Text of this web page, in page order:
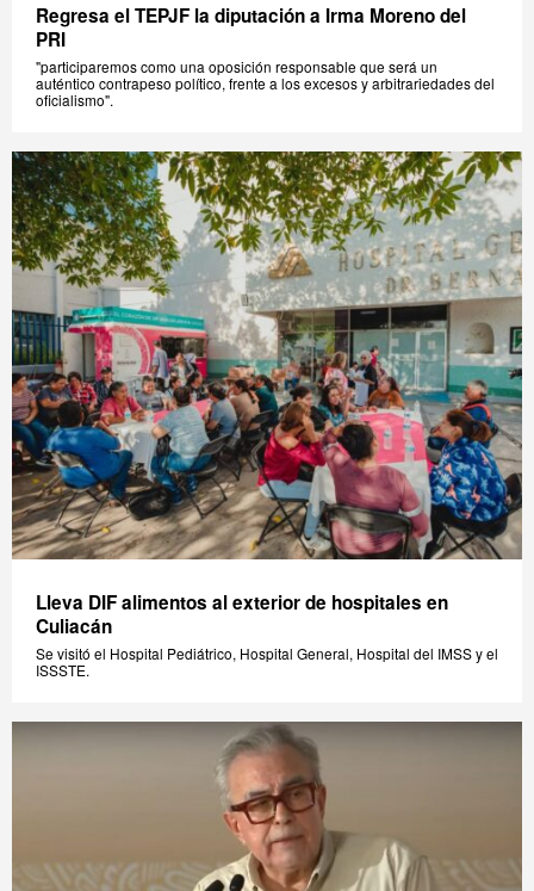
Regresa el TEPJF la diputación a Irma Moreno del
PRI
"participaremos como una oposición responsable que será un
auténtico contrapeso político, frente a los excesos y arbitrariedades del
oficialismo".
Lleva DIF alimentos al exterior de hospitales en
Culiacán
Se visitó el Hospital Pediátrico, Hospital General, Hospital del IMSS y el
ISSSTE.